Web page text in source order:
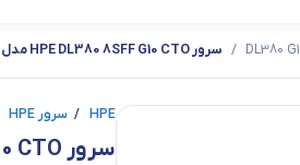
/ سرور HPE DL380 8SFF G10 CTO مدل P19720-B21
HPE
/ سرور HPE
سرور HPE DL380 8SFF G10 CTO مدل P19720-B21